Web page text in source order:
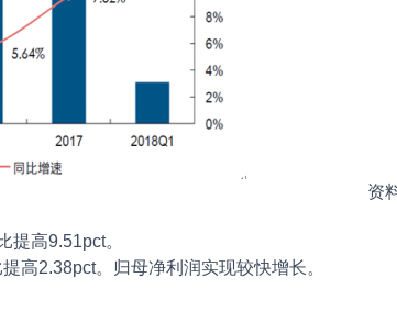
资
高9.51pct。
高2.38pct。归母净利润实现较快增长。